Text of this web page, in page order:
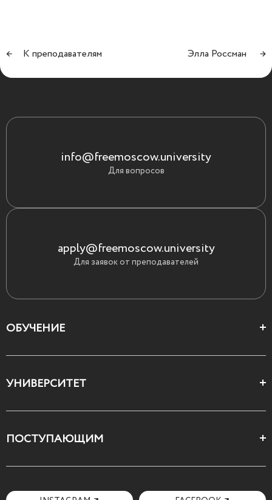
← К преподавателям Элла Россман →
info@freemoscow.university
Для вопросов
apply@freemoscow.university
Для заявок от преподавателей
ОБУЧЕНИЕ
Все курсы
УНИВЕРСИТЕТ
Декларация ценностей
ПОСТУПАЮЩИМ
Мотивационное письмо